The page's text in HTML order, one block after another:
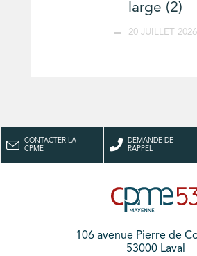
large (2)
20 JUILLET 2026
CONTACTER LA
CPME
DEMANDE DE
RAPPEL
106 avenue Pierre de
53000 Laval